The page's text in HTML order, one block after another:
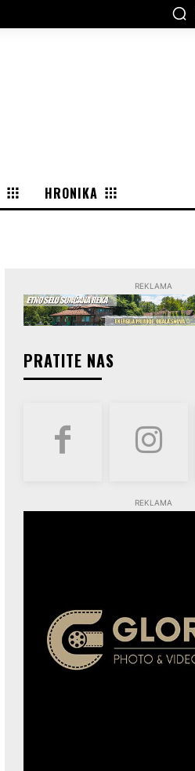
HRONIKA
REKLAMA
PRATITE NAS
REKLAMA